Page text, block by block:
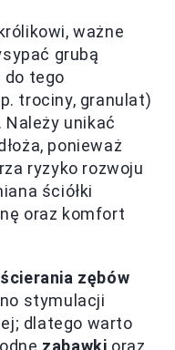
ważne
grubą
do tego
trociny, granulat)
Należy unikać
ponieważ
ryzyko rozwoju
ściółki
oraz komfort
zębów
stymulacji
dlatego warto
zabawki oraz